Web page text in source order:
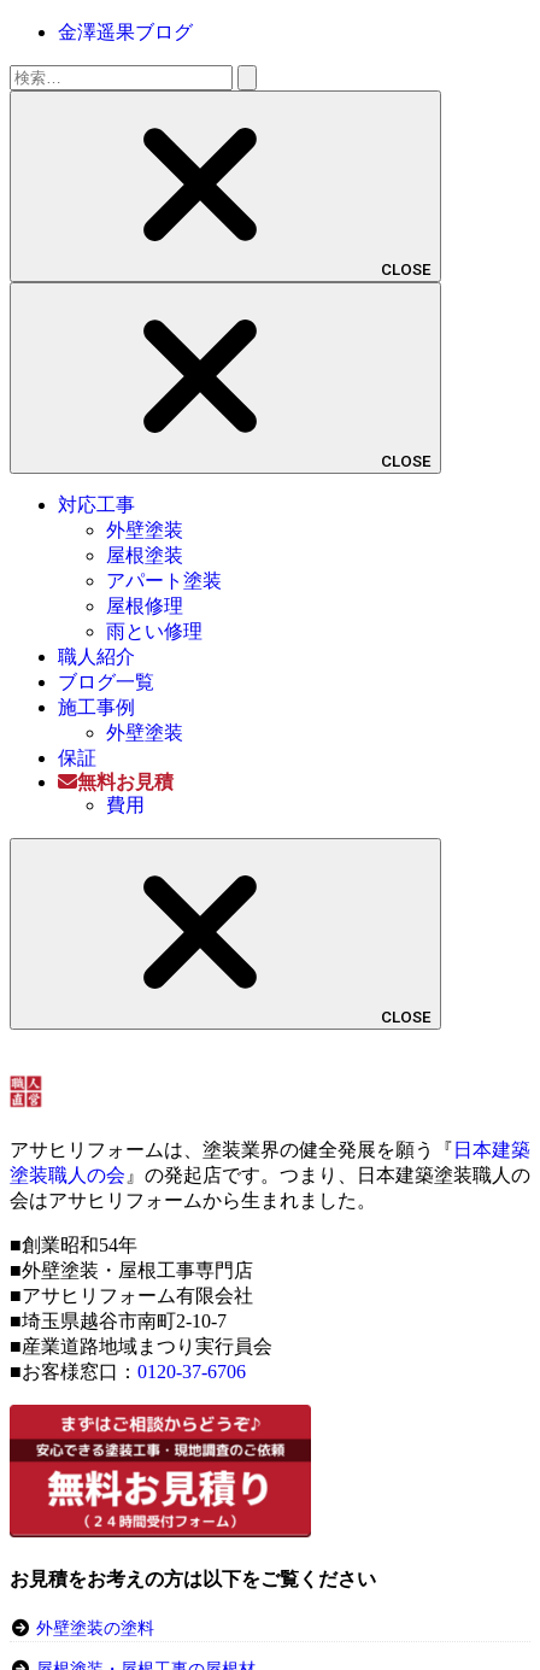
金澤遥果ブログ
検
索:
CLOSE
CLOSE
対応工事
外壁塗装
屋根塗装
アパート塗装
屋根修理
雨とい修理
職人紹介
ブログ一覧
施工事例
外壁塗装
保証
無料お見積
費用
CLOSE
アサヒリフォームは、塗装業界の健全発展を願う『 日本建築
塗装職人の会 』の発起店です。つまり、日本建築塗装職人の
会はアサヒリフォームから生まれました。
■創業昭和54年
■外壁塗装・屋根工事専門店
■アサヒリフォーム有限会社
■埼玉県越谷市南町2-10-7
■産業道路地域まつり実行員会
■お客様窓口： 0120-37-6706
お見積をお考えの方は以下をご覧ください
外壁塗装の塗料